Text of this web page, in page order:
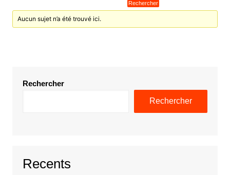
Aucun sujet n’a été trouvé ici.
Rechercher
Rechercher
Recents